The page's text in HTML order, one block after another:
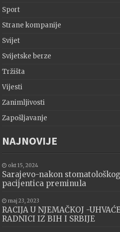
Sport
Strane kompanije
Svijet
Svijetske berze
Tržišta
Vijesti
Zanimljivosti
Zapošljavanje
NAJNOVIJE
okt 15, 2024
Sarajevo-nakon
pacijentica preminula
maj 23, 2023
RACIJA U NJEMAČKOJ -
RADNICI IZ BIH I SRBIJE